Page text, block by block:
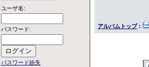
ユーザ名:
パスワード:
パスワード紛失
アルバムトップ: